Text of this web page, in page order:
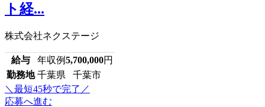
ト経...
株式会社ネクステージ
給与 年収例5,700,000円
勤務地 千葉県 千葉市
＼最短45秒で完了／
応募へ進む